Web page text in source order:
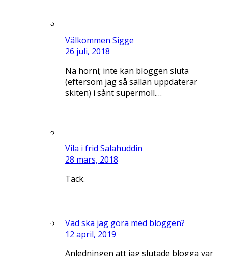
Välkommen Sigge
26 juli, 2018
Nä hörni; inte kan bloggen sluta
(eftersom jag så sällan uppdaterar
skiten) i sånt supermoll.…
Vila i frid Salahuddin
28 mars, 2018
Tack.
Vad ska jag göra med bloggen?
12 april, 2019
Anledningen att jag slutade blogga var